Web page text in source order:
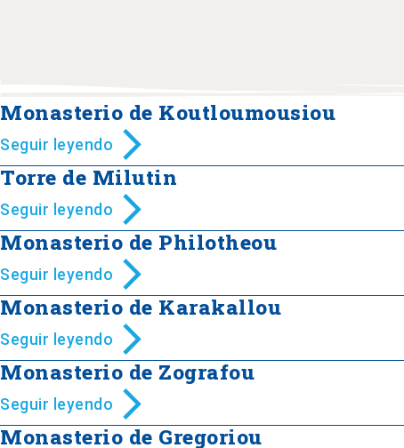
Monasterio de Koutloumousiou
Seguir leyendo
Torre de Milutin
Seguir leyendo
Monasterio de Philotheou
Seguir leyendo
Monasterio de Karakallou
Seguir leyendo
Monasterio de Zografou
Seguir leyendo
Monasterio de Gregoriou